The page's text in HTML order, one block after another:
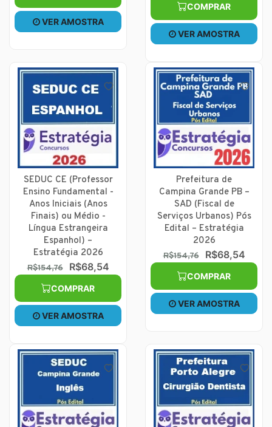
VER AMOSTRA
COMPRAR
VER AMOSTRA
SEDUC CE (Professor
Ensino Fundamental -
Anos Iniciais (Anos
Finais) ou Médio -
Língua Estrangeira
Espanhol) –
Estratégia 2026
R$154,76 R$68,54
COMPRAR
VER AMOSTRA
Prefeitura de
Campina Grande PB –
SAD (Fiscal de
Serviços Urbanos) Pós
Edital – Estratégia
2026
R$154,76 R$68,54
COMPRAR
VER AMOSTRA